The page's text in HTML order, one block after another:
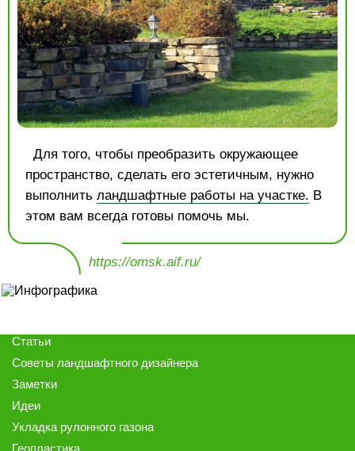
Для того, чтобы преобразить окружающее
пространство, сделать его эстетичным, нужно
выполнить ландшафтные работы на участке. В
этом вам всегда готовы помочь мы.
https://omsk.aif.ru/
Статьи
Советы ландшафтного дизайнера
Заметки
Идеи
Укладка рулонного газона
Геопластика